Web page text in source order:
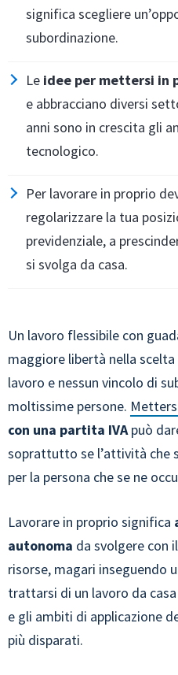
significa scegliere
subordinazione.
Le idee per mettersi in
e abbracciano diversi
anni sono in crescita gli
tecnologico.
Per lavorare in proprio
regolarizzare la tua
previdenziale, a
si svolga da casa.
Un lavoro flessibile con
maggiore libertà nella
lavoro e nessun vincolo di
moltissime persone.
con una partita IVApuò
soprattutto se l’attività che
per la persona che se ne
Lavorare in proprio significa
autonoma da svolgere con
risorse, magari inseguendo
trattarsi di un lavoro da
e gli ambiti di applicazione
più disparati.